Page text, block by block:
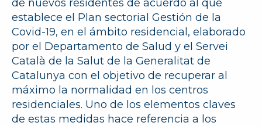
de nuevos residentes de acuerdo al que
establece el Plan sectorial Gestión de la
Covid-19, en el ámbito residencial, elaborado
por el Departamento de Salud y el Servei
Català de la Salut de la Generalitat de
Catalunya con el objetivo de recuperar al
máximo la normalidad en los centros
residenciales. Uno de los elementos claves
de estas medidas hace referencia a los